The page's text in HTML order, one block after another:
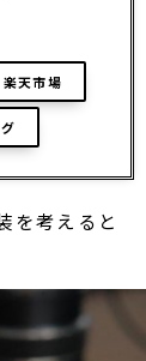
楽天市場
を考えると